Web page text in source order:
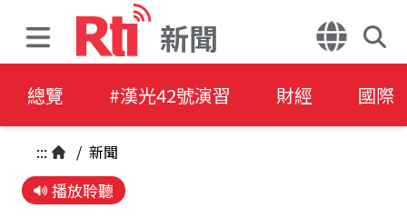
新聞
總覽 #漢光42號演習 財經 國際
::: / 新聞
播放聆聽